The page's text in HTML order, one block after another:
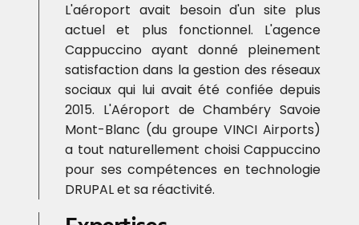
L'aéroport avait besoin d'un site plus
actuel et plus fonctionnel. L'agence
Cappuccino ayant donné pleinement
satisfaction dans la gestion des réseaux
sociaux qui lui avait été confiée depuis
2015. L'Aéroport de Chambéry Savoie
Mont-Blanc (du groupe VINCI Airports)
a tout naturellement choisi Cappuccino
pour ses compétences en technologie
DRUPAL et sa réactivité.